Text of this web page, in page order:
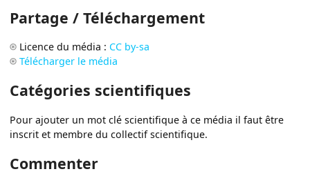
Partage / Téléchargement
Licence du média : CC by-sa
Télécharger le média
Catégories scientifiques
Pour ajouter un mot clé scientifique à ce média il faut être
inscrit et membre du collectif scientifique.
Commenter